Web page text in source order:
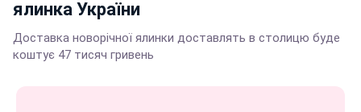
ялинка України
Доставка новорічної ялинки доставлять в столицю буде
коштує 47 тисяч гривень